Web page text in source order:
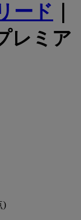
ード
レミア
)